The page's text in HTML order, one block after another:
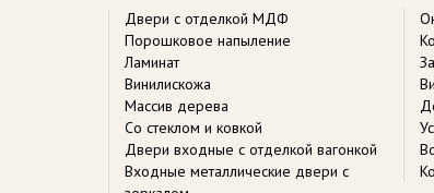
Двери с отделкой МДФ
Порошковое напыление
Ламинат
Винилискожа
Массив дерева
Со стеклом и ковкой
Двери входные с отделкой вагонкой
Входные металлические двери с